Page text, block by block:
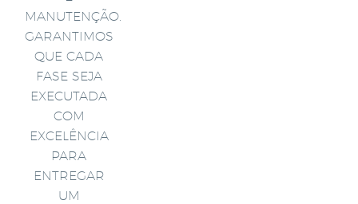
MANUTENÇÃO.
GARANTIMOS
QUE CADA
FASE SEJA
EXECUTADA
COM
EXCELÊNCIA
PARA
ENTREGAR
UM